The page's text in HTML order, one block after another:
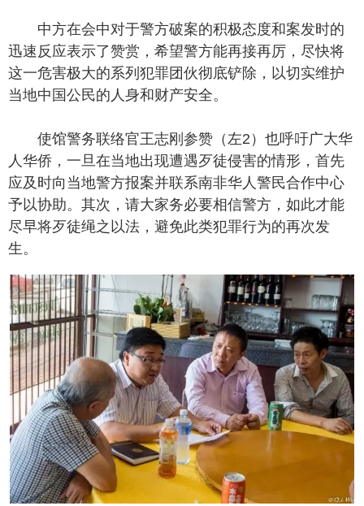
中方在会中对于警方破案的积极态度和案发时的
迅速反应表示了赞赏，希望警方能再接再厉，尽快将
这一危害极大的系列犯罪团伙彻底铲除，以切实维护
当地中国公民的人身和财产安全。
使馆警务联络官王志刚参赞（左2）也呼吁广大华
人华侨，一旦在当地出现遭遇歹徒侵害的情形，首先
应及时向当地警方报案并联系南非华人警民合作中心
予以协助。其次，请大家务必要相信警方，如此才能
尽早将歹徒绳之以法，避免此类犯罪行为的再次发
生。